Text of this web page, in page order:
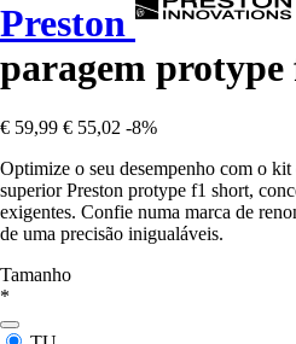
Preston
paragem
€ 59,99 € 55,02 -8%
Optimize o seu desempenho com o
superior Preston protype f1 short,
exigentes. Confie numa marca de
de uma precisão inigualáveis.
Tamanho
*